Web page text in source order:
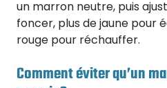
un marron neutre, puis
foncer, plus de jaune pour
rouge pour réchauffer.
Comment éviter qu’un